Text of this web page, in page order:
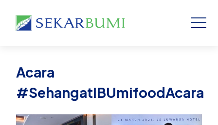
Acara
#SehangatIBUmifoodAcara